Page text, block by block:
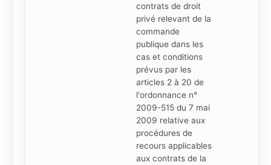
contrats de droit
privé relevant de la
commande
publique dans les
cas et conditions
prévus par les
articles 2 à 20 de
l'ordonnance n°
2009-515 du 7 mai
2009 relative aux
procédures de
recours applicables
aux contrats de la